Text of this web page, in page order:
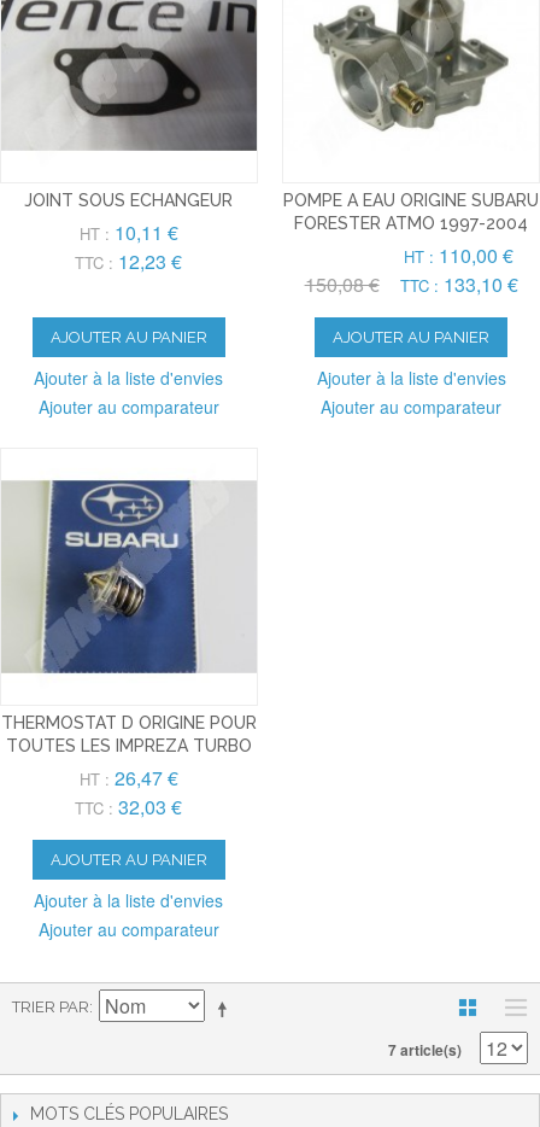
JOINT SOUS ECHANGEUR
HT : 10,11 €
TTC : 12,23 €
AJOUTER AU PANIER
Ajouter à la liste d'envies
Ajouter au comparateur
POMPE A EAU ORIGINE SUBARU
FORESTER ATMO 1997-2004
150,08 €
HT : 110,00 €
TTC : 133,10 €
AJOUTER AU PANIER
Ajouter à la liste d'envies
Ajouter au comparateur
THERMOSTAT D ORIGINE POUR
TOUTES LES IMPREZA TURBO
HT : 26,47 €
TTC : 32,03 €
AJOUTER AU PANIER
Ajouter à la liste d'envies
Ajouter au comparateur
TRIER PAR
7 article(s)
MOTS CLÉS POPULAIRES